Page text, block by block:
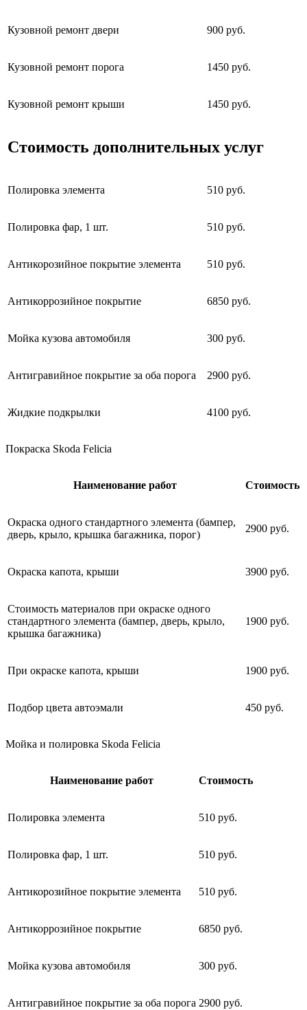
Кузовной ремонт двери 900 руб.
Кузовной ремонт порога 1450 руб.
Кузовной ремонт крыши 1450 руб.
Стоимость дополнительных услуг
Полировка элемента 510 руб.
Полировка фар, 1 шт. 510 руб.
Антикорозийное покрытие элемента 510 руб.
Антикоррозийное покрытие 6850 руб.
Мойка кузова автомобиля 300 руб.
Антигравийное покрытие за оба порога 2900 руб.
Жидкие подкрылки 4100 руб.
Покраска Skoda Felicia
Наименование работ Стоимость
Окраска одного стандартного элемента (бампер,
дверь, крыло, крышка багажника, порог)
2900 руб.
Окраска капота, крыши 3900 руб.
Стоимость материалов при окраске одного
стандартного элемента (бампер, дверь, крыло,
крышка багажника)
1900 руб.
При окраске капота, крыши 1900 руб.
Подбор цвета автоэмали 450 руб.
Мойка и полировка Skoda Felicia
Наименование работ Стоимость
Полировка элемента 510 руб.
Полировка фар, 1 шт. 510 руб.
Антикорозийное покрытие элемента 510 руб.
Антикоррозийное покрытие 6850 руб.
Мойка кузова автомобиля 300 руб.
Антигравийное покрытие за оба порога 2900 руб.